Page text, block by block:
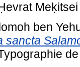
ben
sancta